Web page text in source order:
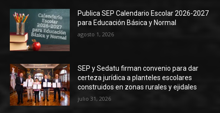
Publica SEP Calendario Escolar 2026-2027
para Educación Básica y Normal
agosto 1, 2026
SEP y Sedatu firman convenio para dar
certeza jurídica a planteles escolares
construidos en zonas rurales y ejidales
julio 31, 2026